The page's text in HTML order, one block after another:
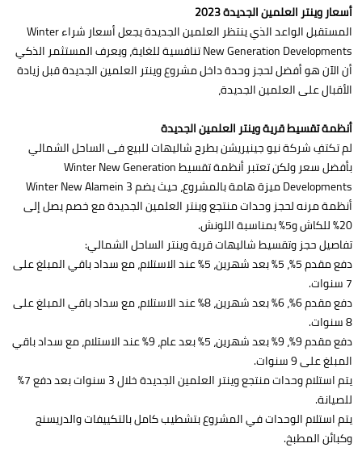
أسعار وينتر العلمين الجديدة 2023
المستقبل الواعد الذي ينتظر العلمين الجديدة يجعل أسعار شراء Winter
New Generation Developments تنافسية للغاية، ويعرف المستثمر الذكي
أن الآن هو أفضل لحجز وحدة داخل مشروع وينتر العلمين الجديدة قبل زيادة
الأقبال على العلمين الجديدة،
أنظمة تقسيط قرية وينتر العلمين الجديدة
لم تكتفِ شركة نيو جينيريشن بطرح شاليهات للبيع فى الساحل الشمالي
بأفضل سعر ولكن تعتبر أنظمة تقسيط Winter New Generation
Developments ميزة هامة بالمشروع، حيث يضم Winter New Alamein 3
أنظمة مرنه لحجز وحدات منتجع وينتر العلمين الجديدة مع خصم يصل إلى
20% للكاش و5% بمناسبة اللونش.
تفاصيل حجز وتقسيط شاليهات قرية وينتر الساحل الشمالي:
دفع مقدم 5%، 5% بعد شهرين، 5% عند الاستلام، مع سداد باقي المبلغ على
7 سنوات.
دفع مقدم 6%، 6% بعد شهرين، 8% عند الاستلام، مع سداد باقي المبلغ على
8 سنوات.
دفع مقدم 9%، 9% بعد شهرين، 5% بعد عام، 9% عند الاستلام، مع سداد باقي
المبلغ على 9 سنوات.
يتم استلام وحدات منتجع وينتر العلمين الجديدة خلال 3 سنوات بعد دفع 7%
للصيانة.
يتم استلام الوحدات في المشروع بتشطيب كامل بالتكييفات والدريسنج
وكبائن المطبخ.